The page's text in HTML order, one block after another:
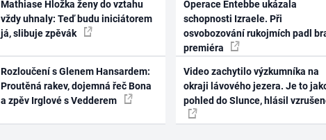
Mathiase Hložka ženy do vztahu
vždy uhnaly: Teď budu iniciátorem
já, slibuje zpěvák
Rozloučení s Glenem Hansardem:
Proutěná rakev, dojemná řeč Bona
a zpěv Irglové s Vedderem
Operace Entebbe ukázala
schopnosti Izraele. Při
osvobozování rukojmích padl
premiéra
Video zachytilo výzkumníka na
okraji lávového jezera. Je to
pohled do Slunce, hlásil